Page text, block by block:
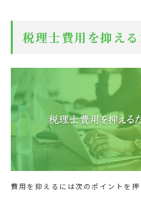
税理士費用を抑え
費用を抑えるには次のポイントを押